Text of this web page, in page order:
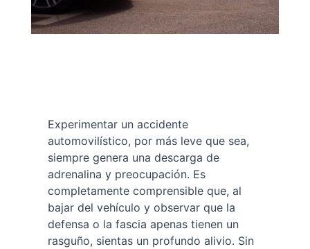
Experimentar un accidente
automovilístico, por más leve que sea,
siempre genera una descarga de
adrenalina y preocupación. Es
completamente comprensible que, al
bajar del vehículo y observar que la
defensa o la fascia apenas tienen un
rasguño, sientas un profundo alivio. Sin